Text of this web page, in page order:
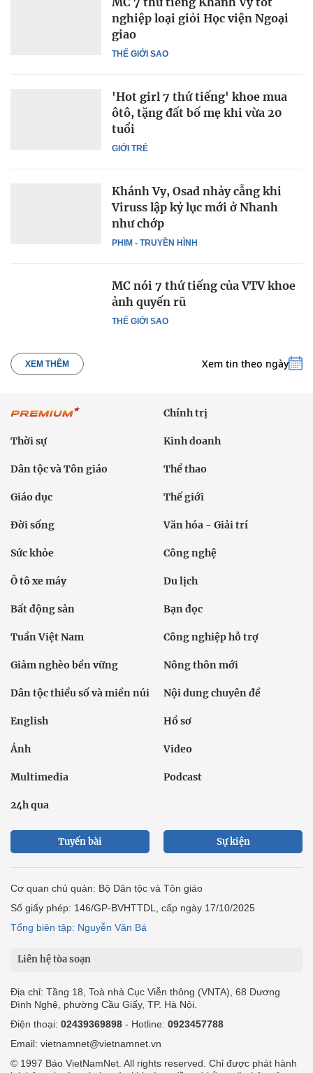
THẾ GIỚI SAO
nghiệp loại giỏi Học viện Ngoại
giao
GIỚI TRẺ
'Hot girl 7 thứ tiếng' khoe mua
ôtô, tặng đất bố mẹ khi vừa 20
tuổi
PHIM - TRUYỀN HÌNH
Khánh Vy, Osad nhảy cẫng khi
Viruss lập kỷ lục mới ở Nhanh
như chớp
THẾ GIỚI SAO
MC nói 7 thứ tiếng của VTV khoe
ảnh quyến rũ
XEM THÊM Xem tin theo ngày
Chính trị
Thời sự Kinh doanh
Dân tộc và Tôn giáo Thể thao
Giáo dục Thế giới
Đời sống Văn hóa - Giải trí
Sức khỏe Công nghệ
Ô tô xe máy Du lịch
Bất động sản Bạn đọc
Tuần Việt Nam Công nghiệp hỗ trợ
Giảm nghèo bền vững Nông thôn mới
Dân tộc thiểu số và miền núi Nội dung chuyên đề
English Hồ sơ
Ảnh Video
Multimedia Podcast
24h qua
Tuyến bài Sự kiện
Cơ quan chủ quản: Bộ Dân tộc và Tôn giáo
Số giấy phép: 146/GP-BVHTTDL, cấp ngày 17/10/2025
Tổng biên tập: Nguyễn Văn Bá
Liên hệ tòa soạn
Địa chỉ: Tầng 18, Toà nhà Cục Viễn thông (VNTA), 68 Dương
Đình Nghệ, phường Cầu Giấy, TP. Hà Nội.
Điện thoại: 02439369898 - Hotline: 0923457788
Email: vietnamnet@vietnamnet.vn
© 1997 Báo VietNamNet. All rights reserved. Chỉ được phát hành